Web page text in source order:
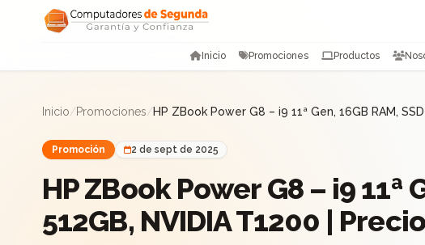
Saltar al contenido
Inicio Promociones Productos
Inicio/Promociones/HP ZBook Power G8 – i9 11ª Gen, 16GB RAM,
Promoción 2 de sept de 2025
HP ZBook Power G8 – i9 11ª
512GB, NVIDIA T1200 |